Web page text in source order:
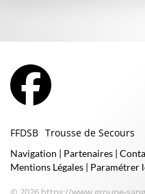
FFDSB Trousse de Secours
Navigation | Partenaires |
Mentions Légales | Paramétrer